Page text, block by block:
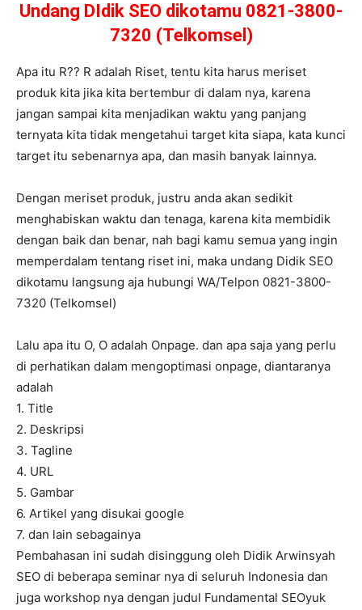
Undang DIdik SEO dikotamu 0821-3800-
7320 (Telkomsel)
Apa itu R?? R adalah Riset, tentu kita harus meriset
produk kita jika kita bertembur di dalam nya, karena
jangan sampai kita menjadikan waktu yang panjang
ternyata kita tidak mengetahui target kita siapa, kata kunci
target itu sebenarnya apa, dan masih banyak lainnya.
Dengan meriset produk, justru anda akan sedikit
menghabiskan waktu dan tenaga, karena kita membidik
dengan baik dan benar, nah bagi kamu semua yang ingin
memperdalam tentang riset ini, maka undang Didik SEO
dikotamu langsung aja hubungi WA/Telpon 0821-3800-
7320 (Telkomsel)
Lalu apa itu O, O adalah Onpage. dan apa saja yang perlu
di perhatikan dalam mengoptimasi onpage, diantaranya
adalah
1. Title
2. Deskripsi
3. Tagline
4. URL
5. Gambar
6. Artikel yang disukai google
7. dan lain sebagainya
Pembahasan ini sudah disinggung oleh Didik Arwinsyah
SEO di beberapa seminar nya di seluruh Indonesia dan
juga workshop nya dengan judul Fundamental SEOyuk